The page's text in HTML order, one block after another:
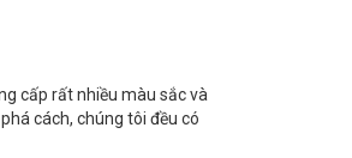
cấp rất nhiều màu sắc và
cách, chúng tôi đều có